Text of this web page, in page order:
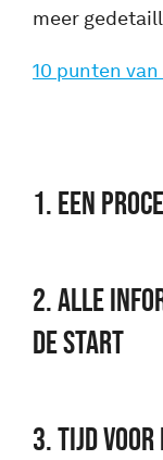
meer
10 punten
1. Een
2. Alle
de start
3. Tijd voor